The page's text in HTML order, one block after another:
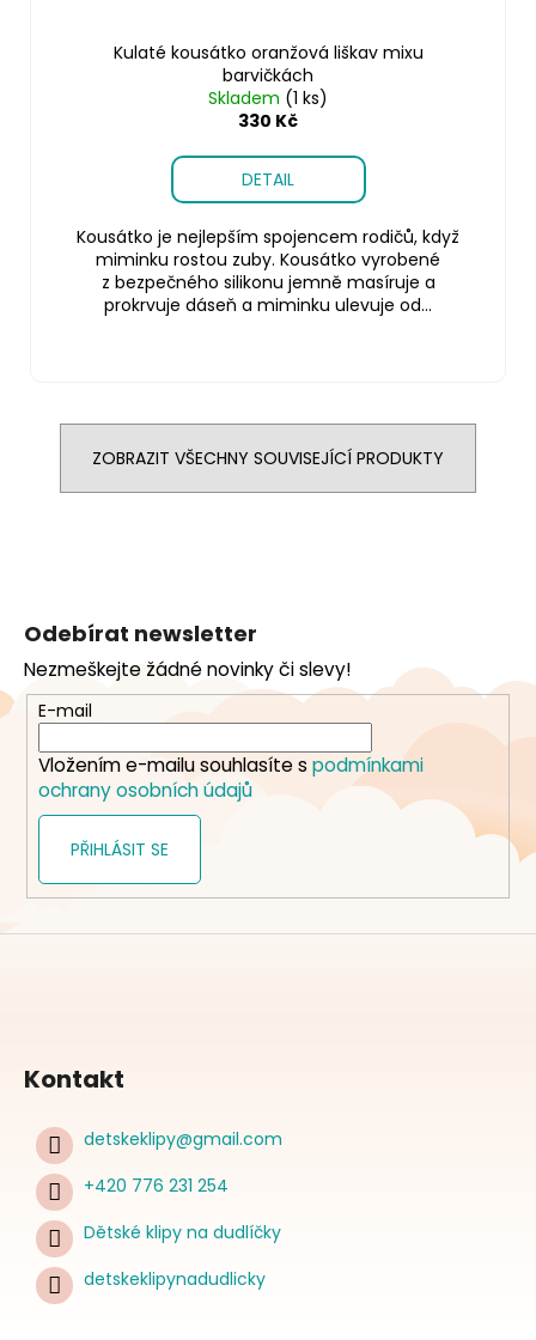
Kulaté kousátko oranžová liškav mixu
barvičkách
Skladem (1 ks)
330 Kč
DETAIL
Kousátko je nejlepším spojencem rodičů, když
miminku rostou zuby. Kousátko vyrobené
z bezpečného silikonu jemně masíruje a
prokrvuje dáseň a miminku ulevuje od...
ZOBRAZIT VŠECHNY SOUVISEJÍCÍ PRODUKTY
a
t
Odebírat newsletter
Nezmeškejte žádné novinky či slevy!
E-mail
Vložením e-mailu souhlasíte s podmínkami
ochrany osobních údajů
PŘIHLÁSIT SE
Kontakt
detskeklipy@gmail.com
+420 776 231 254
Dětské klipy na dudlíčky
detskeklipynadudlicky